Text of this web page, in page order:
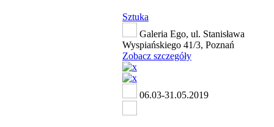
Sztuka
Galeria Ego, ul. Stanisława
Wyspiańskiego 41/3, Poznań
Zobacz szczegóły
06.03-31.05.2019